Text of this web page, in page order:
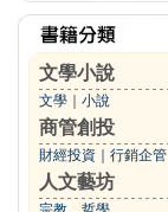
文學小說
文學 小說
商管創投
財經投資 行銷企管
人文藝坊